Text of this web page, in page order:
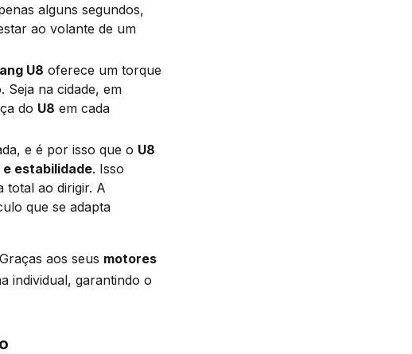
alguns segundos,
ao volante de um
U8 oferece um torque
Seja na cidade, em
do U8 em cada
e é por isso que o U8
estabilidade. Isso
total ao dirigir. A
que se adapta
aos seus motores
individual, garantindo o